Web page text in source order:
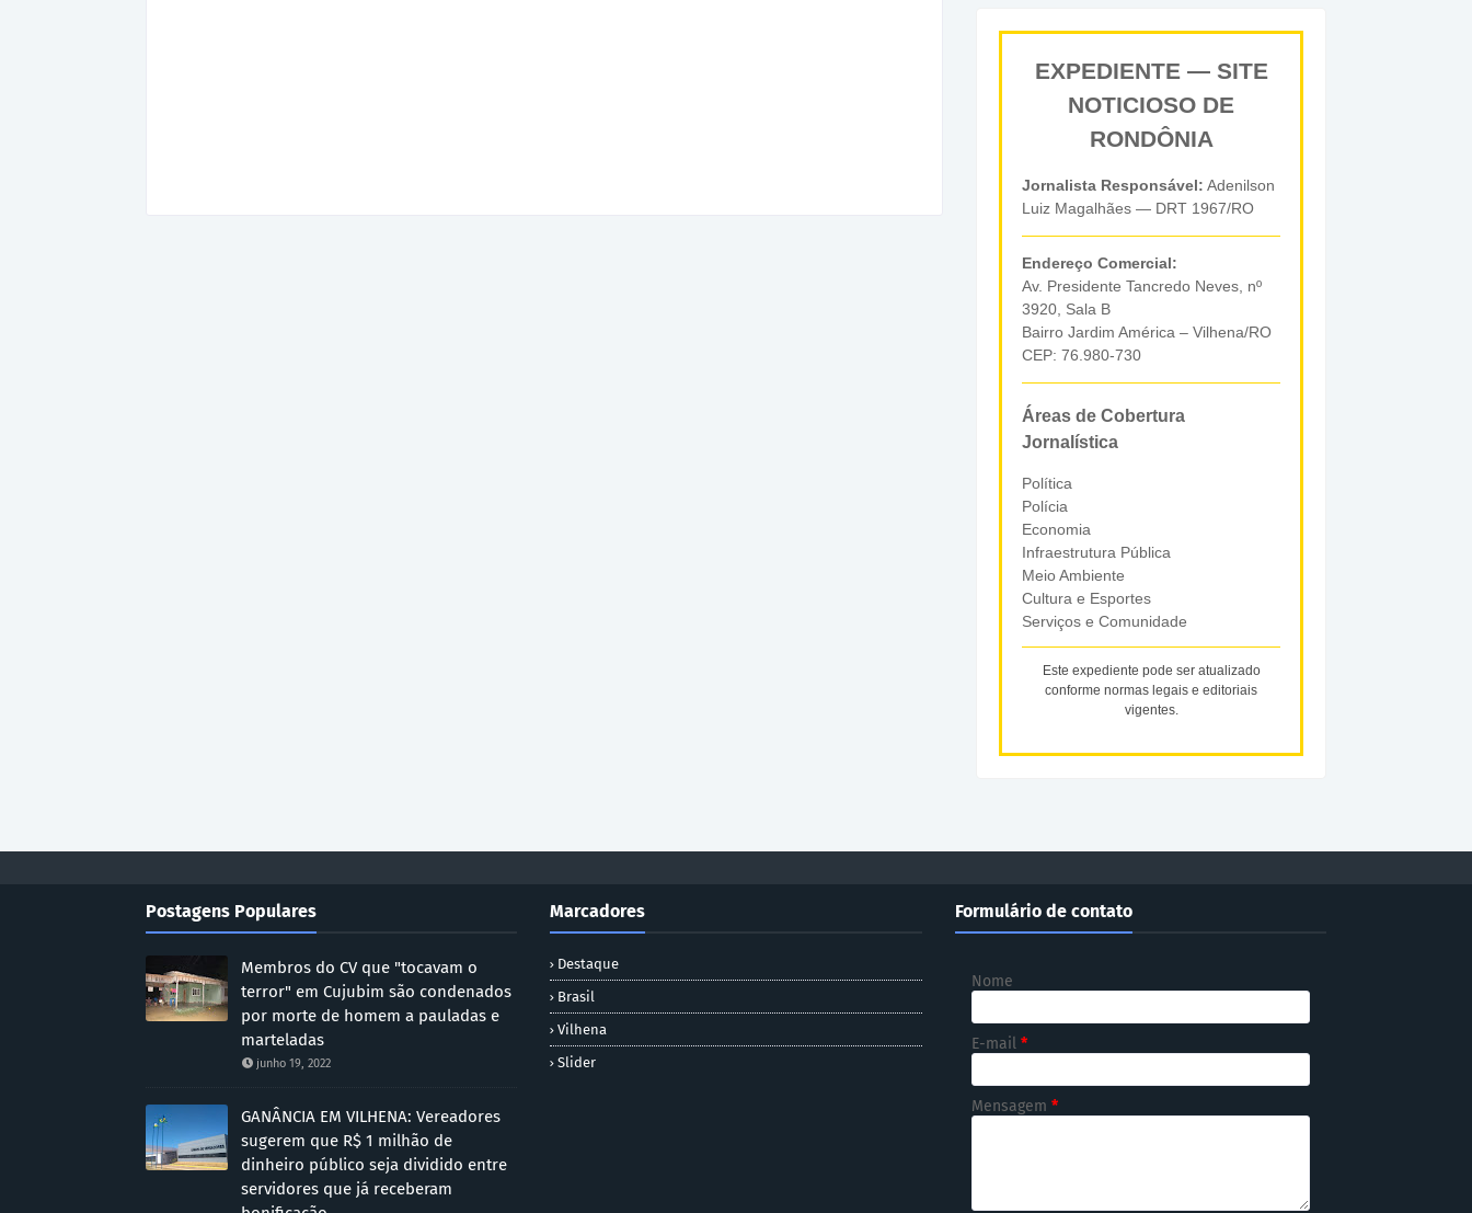
EXPEDIENTE — SITE
NOTICIOSO DE
RONDÔNIA
Jornalista Responsável: Adenilson
Luiz Magalhães — DRT 1967/RO
Endereço Comercial:
Av. Presidente Tancredo Neves, nº
3920, Sala B
Bairro Jardim América – Vilhena/RO
CEP: 76.980-730
Áreas de Cobertura
Jornalística
Política
Polícia
Economia
Infraestrutura Pública
Meio Ambiente
Cultura e Esportes
Serviços e Comunidade
Este expediente pode ser atualizado
conforme normas legais e editoriais
vigentes.
Postagens Populares
Membros do CV que "tocavam o
terror" em Cujubim são condenados
por morte de homem a pauladas e
marteladas
junho 19, 2022
GANÂNCIA EM VILHENA: Vereadores
sugerem que R$ 1 milhão de
dinheiro público seja dividido entre
servidores que já receberam
Marcadores
Destaque
Brasil
Vilhena
Slider
Formulário de contato
Nome
E-mail *
Mensagem *